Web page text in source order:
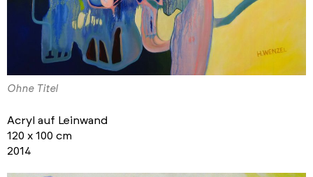
Ohne Titel
Acryl auf Leinwand
120 x 100 cm
2014